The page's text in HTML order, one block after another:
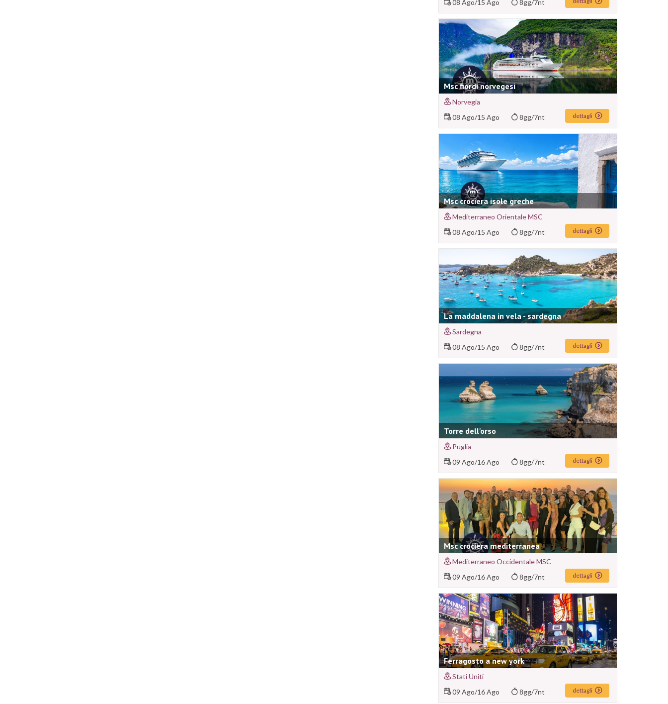
08 Ago/15 Ago 8gg/7nt
Msc fiordi norvegesi
Norvegia
08 Ago/15 Ago 8gg/7nt dettagli
Msc crociera isole greche
Mediterraneo Orientale MSC
08 Ago/15 Ago 8gg/7nt dettagli
La maddalena in vela - sardegna
Sardegna
08 Ago/15 Ago 8gg/7nt dettagli
Torre dell'orso
Puglia
09 Ago/16 Ago 8gg/7nt dettagli
Msc crociera mediterranea
Mediterraneo Occidentale MSC
09 Ago/16 Ago 8gg/7nt dettagli
Ferragosto a new york
Stati Uniti
09 Ago/16 Ago 8gg/7nt dettagli